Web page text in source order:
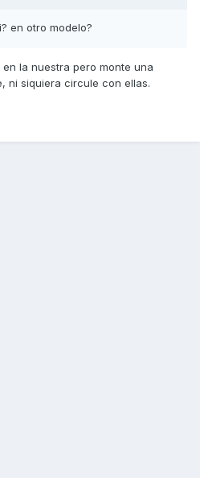
en otro modelo?
la nuestra pero monte una
ni siquiera circule con ellas.